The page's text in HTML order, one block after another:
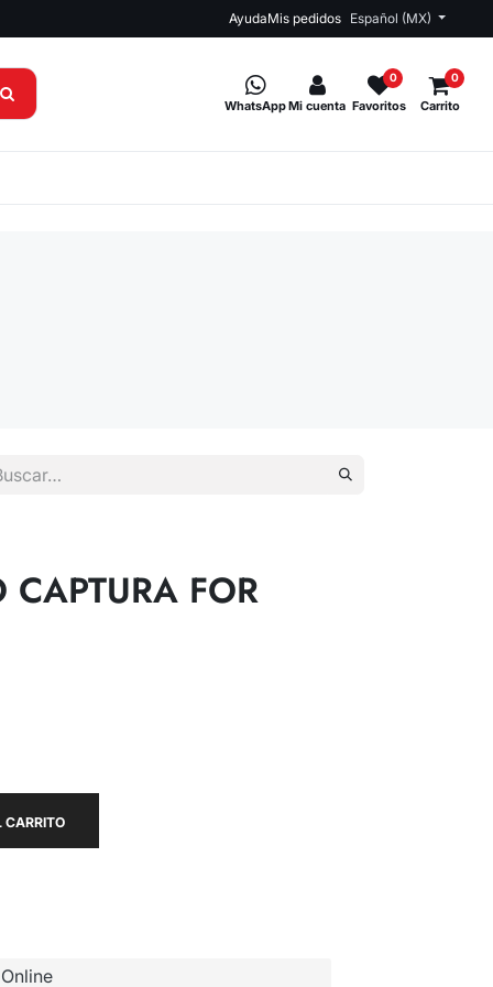
AyudaMis pedidos Español (MX)
WhatsAppMi cuenta Favoritos
0
Carrito
0
CAPTURA FOR
CARRITO